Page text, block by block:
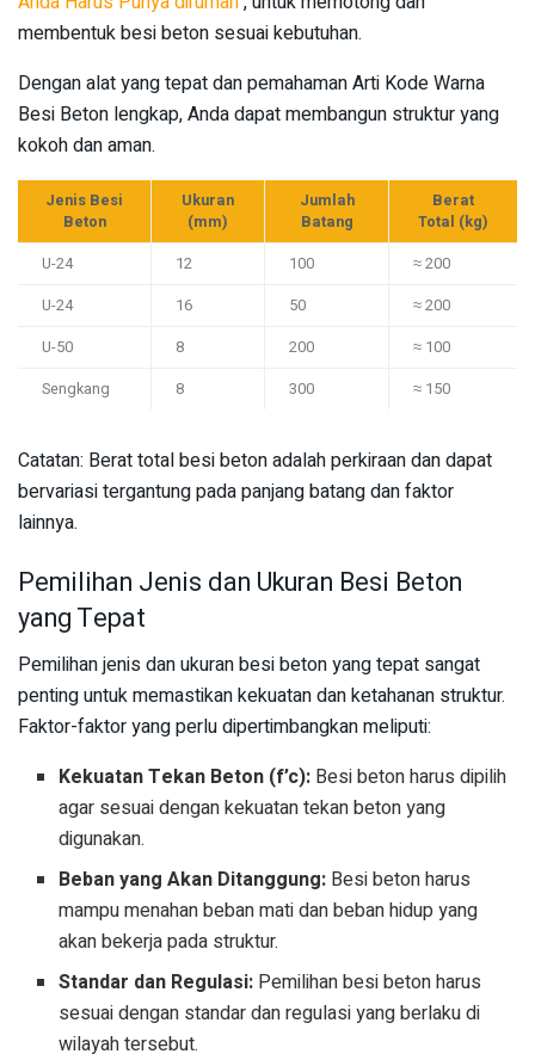
membentuk besi beton sesuai kebutuhan.
Dengan alat yang tepat dan pemahaman Arti Kode Warna
Besi Beton lengkap, Anda dapat membangun struktur yang
kokoh dan aman.
Jenis Besi
Beton
Ukuran
(mm)
Jumlah
Batang
Berat
Total (kg)
U-24
12 100
≈ 200
U-24
16 50
≈ 200
U-50
8 200
≈ 100
Sengkang
8 300 ≈ 150
Catatan: Berat total besi beton adalah perkiraan dan dapat
bervariasi tergantung pada panjang batang dan faktor
lainnya.
Pemilihan Jenis dan Ukuran Besi Beton
yang Tepat
Pemilihan jenis dan ukuran besi beton yang tepat sangat
penting untuk memastikan kekuatan dan ketahanan struktur.
Faktor-faktor yang perlu dipertimbangkan meliputi:
Kekuatan Tekan Beton (f’c): Besi beton harus dipilih
agar sesuai dengan kekuatan tekan beton yang
digunakan.
Beban yang Akan Ditanggung: Besi beton harus
mampu menahan beban mati dan beban hidup yang
akan bekerja pada struktur.
Standar dan Regulasi: Pemilihan besi beton harus
sesuai dengan standar dan regulasi yang berlaku di
wilayah tersebut.